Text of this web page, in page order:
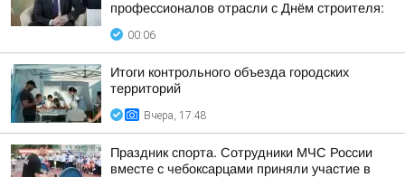
профессионалов отрасли с Днём строителя:
00:06
Итоги контрольного объезда городских
территорий
Вчера, 17:48
Праздник спорта. Сотрудники МЧС России
вместе с чебоксарцами приняли участие в